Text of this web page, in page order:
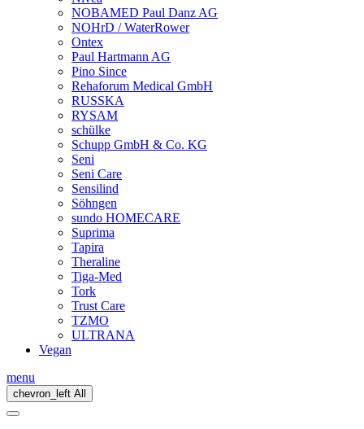
NOBAMED Paul Danz AG
NOHrD / WaterRower
Ontex
Paul Hartmann AG
Pino Since
Rehaforum Medical GmbH
RUSSKA
RYSAM
schülke
Schupp GmbH & Co. KG
Seni
Seni Care
Sensilind
Söhngen
sundo HOMECARE
Suprima
Tapira
Theraline
Tiga-Med
Tork
Trust Care
TZMO
ULTRANA
Vegan
menu
chevron_left All